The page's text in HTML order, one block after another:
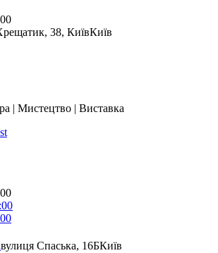
38, КиївКиїв
| Мистецтво | Виставка
вулиця Спаська, 16БКиїв